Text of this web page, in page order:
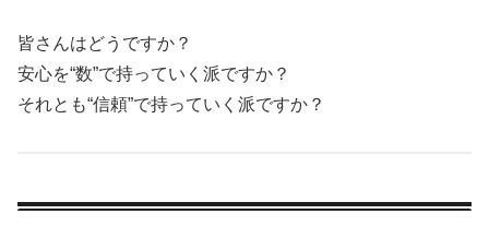
皆さんはどうですか？
安心を“数”で持っていく派ですか？
それとも“信頼”で持っていく派ですか？